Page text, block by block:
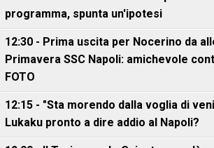
programma, spunta un'ipotesi
12:30 - Prima uscita per Nocerino da
Primavera SSC Napoli: amichevole
FOTO
12:15 - "Sta morendo dalla voglia di
Lukaku pronto a dire addio al Napoli?